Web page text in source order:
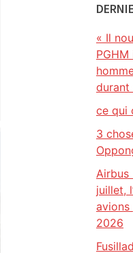
« Il
durant
ce qui
3
Airbus
juillet,
2026